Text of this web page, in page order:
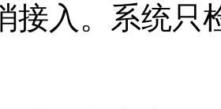
接入。系统只